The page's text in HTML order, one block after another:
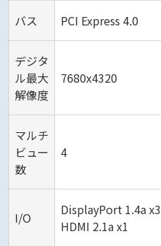
バス PCI Express 4.0
デジタ
ル最大
解像度
7680x4320
マルチ
ビュー
数
4
I/O
DisplayPort 1.4a x3
HDMI 2.1a x1